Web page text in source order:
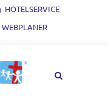
HOTELSERVICE
WEBPLANER